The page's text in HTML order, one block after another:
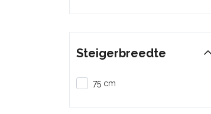
Steigerbreedte
75 cm